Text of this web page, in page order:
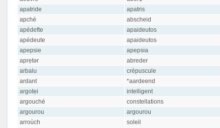
apatride
apatris
apché
abscheid
apédefte
apaideutos
apédeute
apaideutos
apepsie
apepsia
aprẹtər
abreder
arbalu
crépuscule
ardant
*aardeend
argotẹi
intelligent
argouché
constellations
argourou
argourou
arroùch
soleil